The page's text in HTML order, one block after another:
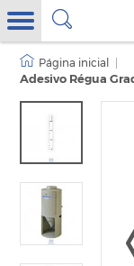
Adesivo Régua